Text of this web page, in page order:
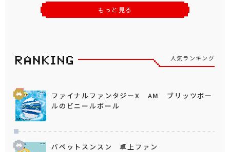
もっと見る
人気ランキング
ファイナルファンタジーX AM ブリッツボー
ルのビニールボール
パペットスンスン 卓上ファン